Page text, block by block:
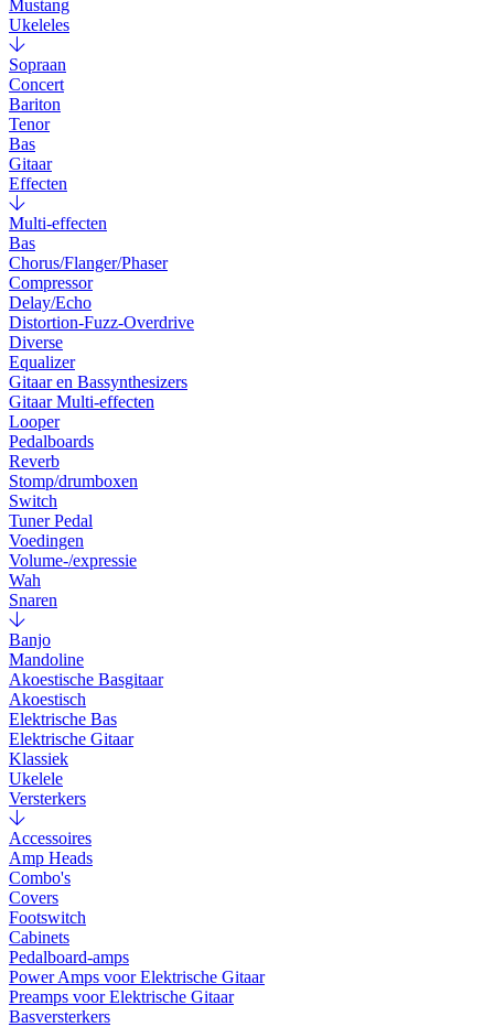
Mustang
Ukeleles
Sopraan
Concert
Bariton
Tenor
Bas
Gitaar
Effecten
Multi-effecten
Bas
Chorus/Flanger/Phaser
Compressor
Delay/Echo
Distortion-Fuzz-Overdrive
Diverse
Equalizer
Gitaar en Bassynthesizers
Gitaar Multi-effecten
Looper
Pedalboards
Reverb
Stomp/drumboxen
Switch
Tuner Pedal
Voedingen
Volume-/expressie
Wah
Snaren
Banjo
Mandoline
Akoestische Basgitaar
Akoestisch
Elektrische Bas
Elektrische Gitaar
Klassiek
Ukelele
Versterkers
Accessoires
Amp Heads
Combo's
Covers
Footswitch
Cabinets
Pedalboard-amps
Power Amps voor Elektrische Gitaar
Preamps voor Elektrische Gitaar
Basversterkers